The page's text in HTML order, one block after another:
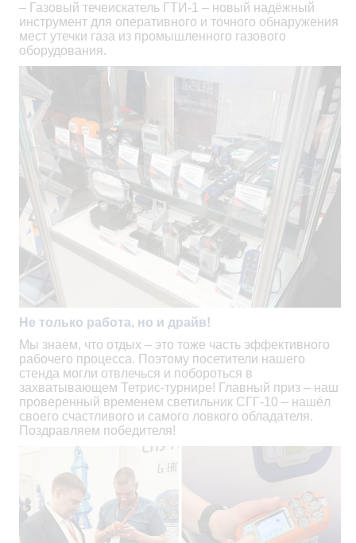
– Газовый течеискатель ГТИ-1 – новый надёжный
инструмент для оперативного и точного обнаружения
мест утечки газа из промышленного газового
оборудования.
Не только работа, но и драйв!
Мы знаем, что отдых – это тоже часть эффективного
рабочего процесса. Поэтому посетители нашего
стенда могли отвлечься и побороться в
захватывающем Тетрис-турнире! Главный приз – наш
проверенный временем светильник СГГ-10 – нашёл
своего счастливого и самого ловкого обладателя.
Поздравляем победителя!